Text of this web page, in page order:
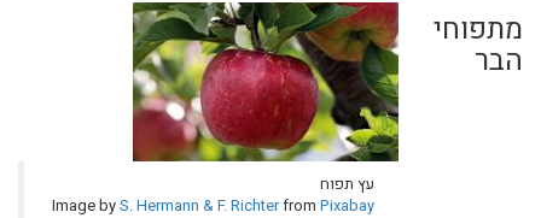
עץ תפוח
Image byS. Hermann & F. Richterfrom Pixabay
מתפוחי
הבר